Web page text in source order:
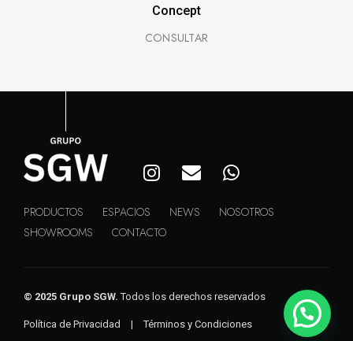
Concept
PRODUCTOS ESPACIOS NEWS
NOSOTROS
SHOWROOMS
CONTACTO
© 2025 Grupo SGW. Todos los derechos reservados
Política de Privacidad | Términos y Condiciones